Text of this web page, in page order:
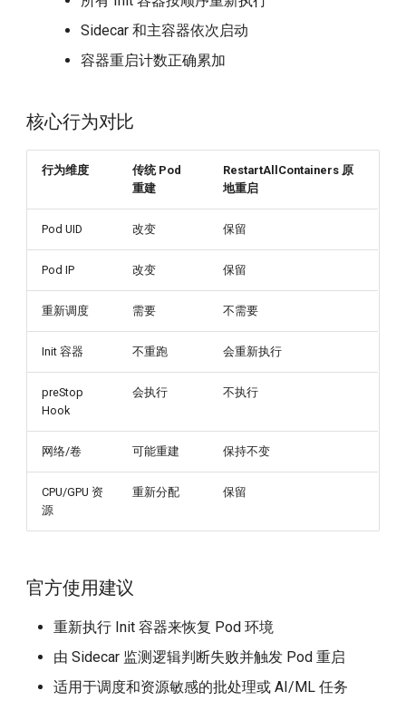
Sidecar 和主容器依次启动
容器重启计数正确累加
核心行为对比
行为维度
传统 Pod
重建
RestartAllContainers 原
地重启
Pod UID 改变 保留
Pod IP 改变 保留
重新调度 需要 不需要
Init 容器 不重跑 会重新执行
preStop
Hook
会执行 不执行
网络/卷 可能重建 保持不变
CPU/GPU 资
源
重新分配 保留
官方使用建议
重新执行 Init 容器来恢复 Pod 环境
由 Sidecar 监测逻辑判断失败并触发 Pod 重启
适用于调度和资源敏感的批处理或 AI/ML 任务